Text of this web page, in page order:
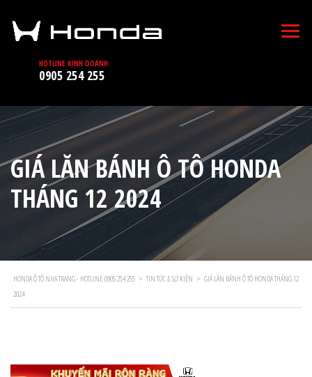
HOTLINE KINH DOANH:
0905 254 255
GIÁ LĂN BÁNH Ô TÔ HONDA
THÁNG 12 2024
HONDA Ô TÔ NHA TRANG - HOTLINE 0905 254 255 > TIN TỨC & SỰ KIỆN > GIÁ LĂN BÁNH Ô TÔ HONDA THÁNG 12
2024